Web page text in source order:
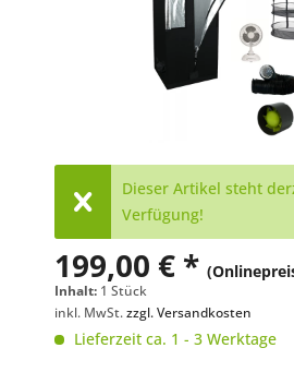
Dieser Artikel steht
Verfügung!
199,00 € *
Inhalt: 1 Stück
inkl. MwSt.zzgl. Versandkosten
Lieferzeit ca. 1 - 3 Werktage